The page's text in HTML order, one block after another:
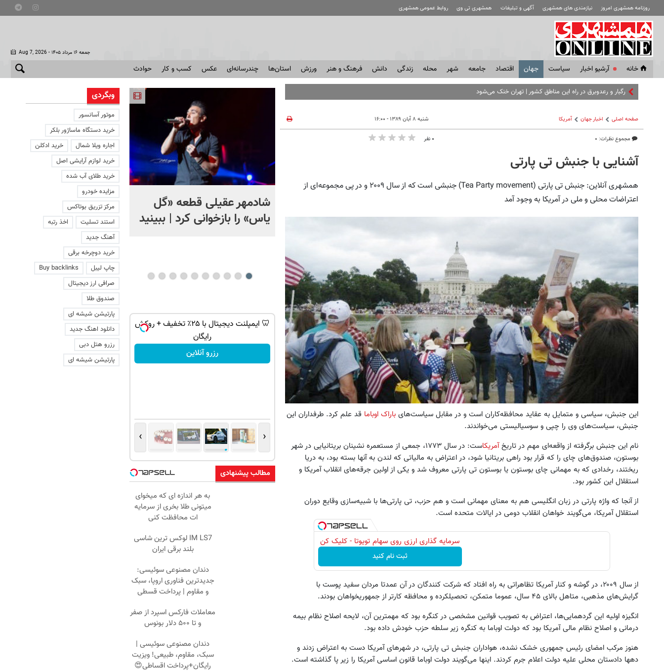
روزنامه همشهری امروز نیازمندی های همشهری آگهی و تبلیغات همشهری تی وی روابط عمومی همشهری
Aug 7, 2026 - جمعه ۱۶ مرداد ۱۴۰۵
خانه آرشیو اخبار سياست جهان اقتصاد جامعه شهر محله زندگی دانش فرهنگ و هنر ورزش استان‌ها چندرسانه‌ای عکس کسب و کار حوادث
رگبار و رعدوبرق در راه این مناطق کشور | تهران خنک می‌شود
صفحه اصلی اخبار جهان آمریکا
مجموع نظرات: ۰
شنبه ۸ آبان ۱۳۸۹ - ۱۶:۰۰
۰ نفر
آشنایی با جنبش تی پارتی
همشهری آنلاین: جنبش تی پارتی (Tea Party movement) جنبشی است که از سال ۲۰۰۹ و در پی مجموعه‌ای از
اعتراضات محلی و ملی در آمریکا به وجود آمد
این جنبش، سیاسی و متمایل به عقاید محافظه‌کاران است و در مقابل سیاست‌های باراک اوباما قد علم کرد. طرفداران این
جنبش، سیاست‌های وی را چپی و سوسیالیستی می‌خواندند.
نام این جنبش برگرفته از واقعه‌ای مهم در تاریخآمریکا
ست: در سال ۱۷۷۳، جمعی از مستعمره نشینان بریتانیایی در شهر
بوستون، صندوق‌های چای را که قرار بود راهی بریتانیا شود، در اعتراض به مالیاتی که لندن به آنها بسته بود، به دریا
ریختند، رخدادی که به مهمانی چای بوستون یا بوستون تی پارتی معروف شد و یکی از اولین جرقه‌های انقلاب آمریکا و
استقلال این کشور بود.
از آنجا که واژه پارتی در زبان انگلیسی هم به معنای مهمانی است و هم حزب، تی پارتی‌ها با شبیه‌سازی وقایع دوران
استقلال آمریکا، می‌گویند خواهان انقلاب دومی در ایالات متحده است.
سرمایه گذاری ارزی روی سهام تویوتا - کلیک کن
ثبت نام کنید
از سال ۲۰۰۹، در گوشه و کنار آمریکا تظاهراتی به راه افتاد که شرکت کنندگان در آن عمدتا مردان سفید پوست با
گرایش‌های مذهبی، متاهل بالای ۴۵ سال، عموما متمکن، تحصیلکرده و محافظه کارتر از جمهوریخواهان بودند.
انگیزه اولیه این گردهمایی‌ها، اعتراض به تصویب قوانین مشخصی در کنگره بود که مهمترین آن، لایحه اصلاح نظام بیمه
درمانی و اصلاح نظام مالی آمریکا بود که دولت اوباما به کنگره زیر سلطه حزب خودش داده بود.
هنوز مرکب امضای رئیس جمهوری خشک نشده، هواداران جنبش تی پارتی، در شهرهای آمریکا دست به اعتراض زدند و
دهها دادستان محلی علیه دولت اعلام جرم کردند. اینها می‌گویند دولت اوباما قانون اساسی آمریکا را زیر پا گذاشته است.
مجروح شدند + فیلم
شادمهر عقیلی قطعه «گل
یاس» را بازخوانی کرد | ببینید
آمیتاب باچان به ایران
+ فیلم
پک تقویت موی جلبک توی حمومت
خالیه!45%تخفیف
بازدید از IM LS7 لوکس ترین شاسی بلند
برقی ایران در باشگاه انقلاب
ثبت درخواست
IM LS7 لوکس ترین شاسی بلند برقی ایران
ثبت درخواست
🦷 ایمپلنت دیجیتال با ۲۵٪ تخفیف + روکش
رایگان
رزرو آنلاین
‹
›
مطالب پیشنهادی
به هر اندازه ای که میخوای
میتونی طلا بخری از سرمایه
ات محافظت کنی
IM LS7 لوکس ترین شاسی
بلند برقی ایران
دندان مصنوعی سوئیسی:
جدیدترین فناوری اروپا، سبک
و مقاوم | پرداخت قسطی
معاملات فارکس اسپرد از صفر
و تا ۵۰۰ دلار بونوس
دندان مصنوعی سوئیسی |
سبک، مقاوم، طبیعی! ویزیت
رایگان+پرداخت اقساطی😍
وبگردی
موتور آسانسور
خرید دستگاه ماساژور بلکر
اجاره ویلا شمال
خرید ادکلن
خرید لوازم آرایشی اصل
خرید طلای آب شده
مزایده خودرو
مرکز تزریق بوتاکس
استند تسلیت
اخذ رتبه
آهنگ جدید
خرید دوچرخه برقی
چاپ لیبل
Buy backlinks
صرافی ارز دیجیتال
صندوق طلا
پارتیشن شیشه ای
دانلود اهنگ جدید
رزرو هتل دبی
پارتیشن شیشه ای